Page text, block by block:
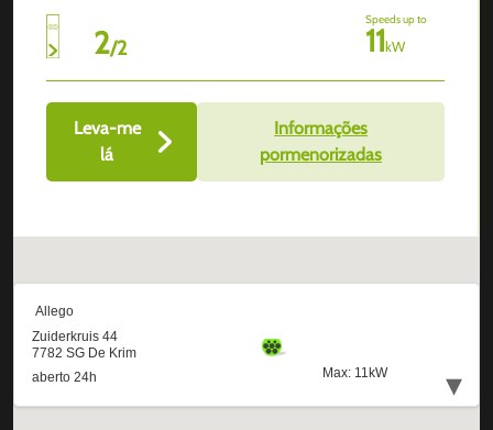
2/2
Speeds up to
11kW
Leva-me
lá
Informações
pormenorizadas